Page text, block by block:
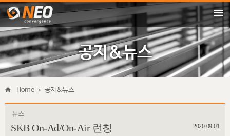

Home > 공지&뉴스
공지&뉴스
뉴스
2020-09-01
SKB On-Ad/On-Air 런칭